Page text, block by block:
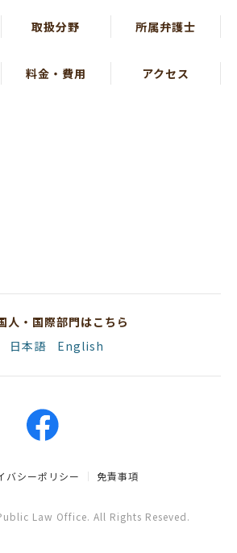
取扱分野 所属弁護士
料金・費用 アクセス
人・国際部門はこちら
日本語
English
バシーポリシー 免責事項
Law Office. All Rights Reseved.